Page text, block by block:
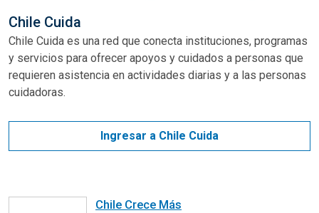
Chile Cuida
Chile Cuida es una red que conecta instituciones, programas
y servicios para ofrecer apoyos y cuidados a personas que
requieren asistencia en actividades diarias y a las personas
cuidadoras.
Ingresar a Chile Cuida
Chile Crece Más